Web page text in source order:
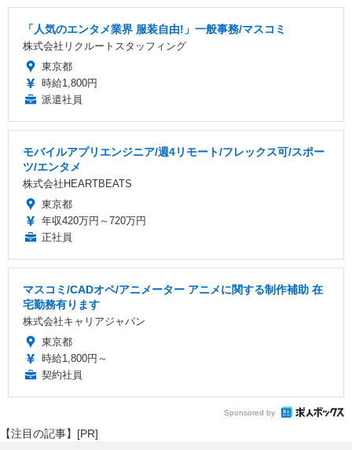
「人気のエンタメ業界 服装自由!」一般事務/マスコミ
株式会社リクルートスタッフィング
東京都
時給1,800円
派遣社員
モバイルアプリエンジニア/週4リモート/フレックス可/スポー
ツ/エンタメ
株式会社HEARTBEATS
東京都
年収420万円～720万円
正社員
マスコミ/CADオペ/アニメーター アニメに関する制作補助 在
宅勤務有ります
株式会社キャリアジャパン
東京都
時給1,800円～
契約社員
Sponsored by
【注目の記事】[PR]